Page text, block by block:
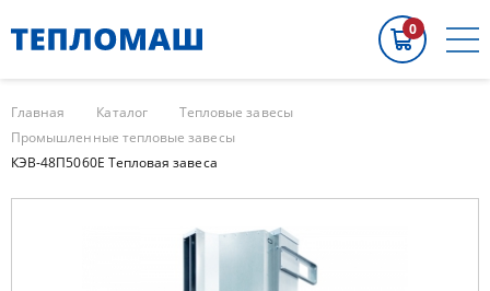
0
Главная Каталог
Тепловые завесы
Промышленные тепловые завесы
КЭВ-48П5060E Тепловая завеса